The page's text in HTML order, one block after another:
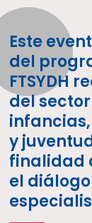
Este
del
FTSYDH
del
y
finalidad
el